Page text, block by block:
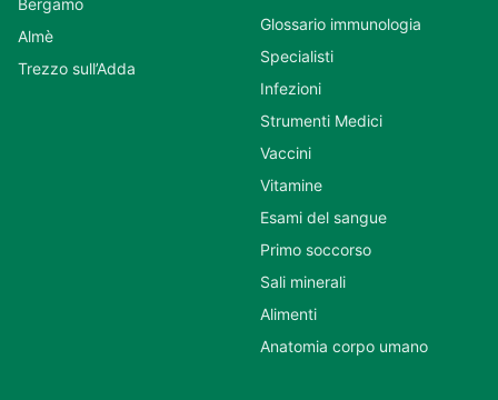
Almè
Trezzo sull’Adda
Glossario immunologia
Specialisti
Infezioni
Strumenti Medici
Vaccini
Vitamine
Esami del sangue
Primo soccorso
Sali minerali
Alimenti
Anatomia corpo umano